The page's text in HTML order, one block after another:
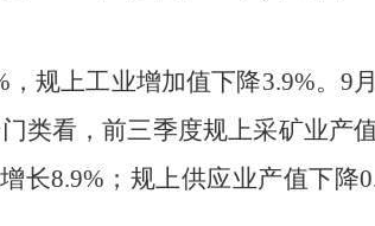
，规上工业增加值下降3.9%。 9月
类看，前三季度规上采矿业产
长8.9% ；规上供应业产值下降